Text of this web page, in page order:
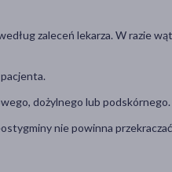
zaleceń lekarza. W razie
dożylnego lub podskórnego.
nie powinna